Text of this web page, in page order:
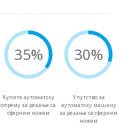
35%
Купите аутоматску
опрему за резање са
сферним ножем
30%
Упутство за
аутоматску машину
за резање са сферним
ножем